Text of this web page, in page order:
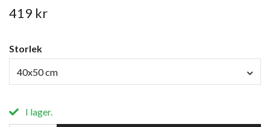
419 kr
Storlek
40x50 cm
I lager.